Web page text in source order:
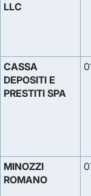
LLC
CASSA
DEPOSITI E
PRESTITI SPA
MINOZZI
ROMANO